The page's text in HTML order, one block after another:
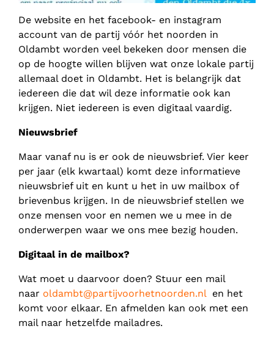
De website en het facebook- en instagram
account van de partij vóór het noorden in
Oldambt worden veel bekeken door mensen die
op de hoogte willen blijven wat onze lokale partij
allemaal doet in Oldambt. Het is belangrijk dat
iedereen die dat wil deze informatie ook kan
krijgen. Niet iedereen is even digitaal vaardig.
Nieuwsbrief
Maar vanaf nu is er ook de nieuwsbrief. Vier keer
per jaar (elk kwartaal) komt deze informatieve
nieuwsbrief uit en kunt u het in uw mailbox of
brievenbus krijgen. In de nieuwsbrief stellen we
onze mensen voor en nemen we u mee in de
onderwerpen waar we ons mee bezig houden.
Digitaal in de mailbox?
Wat moet u daarvoor doen? Stuur een mail
naar oldambt@partijvoorhetnoorden.nl en het
komt voor elkaar. En afmelden kan ook met een
mail naar hetzelfde mailadres.